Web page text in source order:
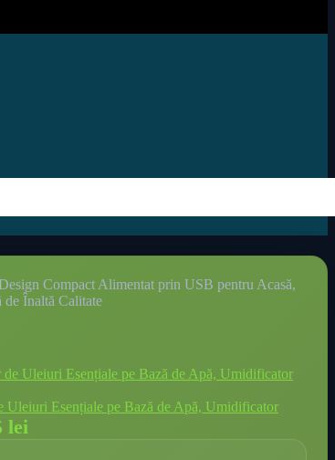
Compact Alimentat prin USB pentru Acasă,
Înaltă Calitate
Esențiale pe Bază de Apă, Umidificator
lei